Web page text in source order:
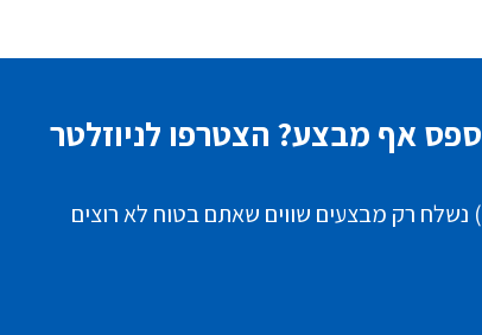
אף מבצע? הצטרפו לניוזלטר
נשלח רק מבצעים שווים שאתם בטוח לא רוצים